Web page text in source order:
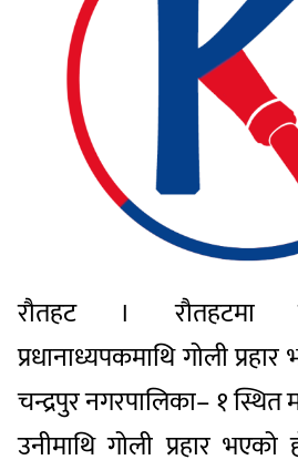
राैतहट । रौतहटमा
प्रधानाध्यपकमाथि गोली
चन्द्रपुर नगरपालिका– १
उनीमाथि गोली प्रहार